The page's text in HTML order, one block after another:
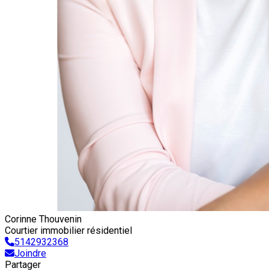
Corinne Thouvenin
Courtier immobilier résidentiel
5142932368
Joindre
Partager